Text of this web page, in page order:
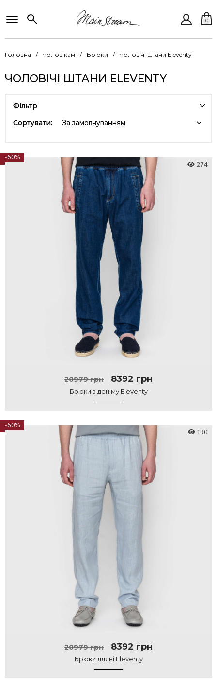
0
Головна Чоловікам Брюки Чоловічі штани Eleventy
ЧОЛОВІЧІ ШТАНИ ELEVENTY
Фільтр
Сортувати:
За замовчуванням
-60%
20979 грн 8392 грн
Брюки з деніму Eleventy
274
-60%
20979 грн 8392 грн
Брюки лляні Eleventy
190